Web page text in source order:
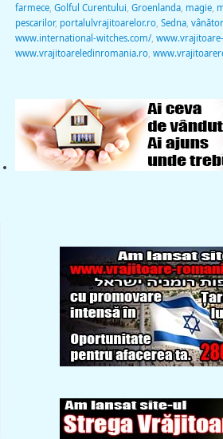
farmece, Golful Curentului Groenlanda, magie,
pescarilor, portalulvrajitoarelor.ro, Sedna,
www.international-witches.com/,
www.vrajitoareledinromania.ro,